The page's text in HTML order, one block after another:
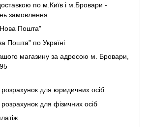
по м.Київ і м.Бровари -
замовлення
Пошта”
Пошта” по Україні
магазину за адресою м. Бровари,
розрахунок для юридичних осіб
розрахунок для фізичних осіб